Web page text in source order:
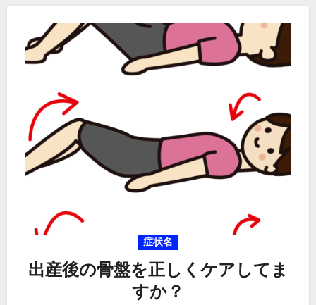
症状名
出産後の骨盤を正しくケアしてま
すか？